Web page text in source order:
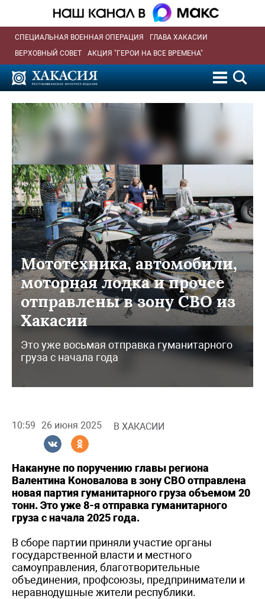
СПЕЦИАЛЬНАЯ ВОЕННАЯ ОПЕРАЦИЯ
ГЛАВА ХАКАСИИ
ВЕРХОВНЫЙ СОВЕТ
АКЦИЯ "ГЕРОИ НА ВСЕ ВРЕМЕНА"
Мототехника, автомобили,
моторная лодка и прочее
отправлены в зону СВО из
Хакасии
Это уже восьмая отправка гуманитарного
груза с начала года
10:59 26 июня 2025 В ХАКАСИИ
Накануне по поручению главы региона
Валентина Коновалова в зону СВО отправлена
новая партия гуманитарного груза объемом 20
тонн. Это уже 8-я отправка гуманитарного
груза с начала 2025 года.
В сборе партии приняли участие органы
государственной власти и местного
самоуправления, благотворительные
объединения, профсоюзы, предприниматели и
неравнодушные жители республики.